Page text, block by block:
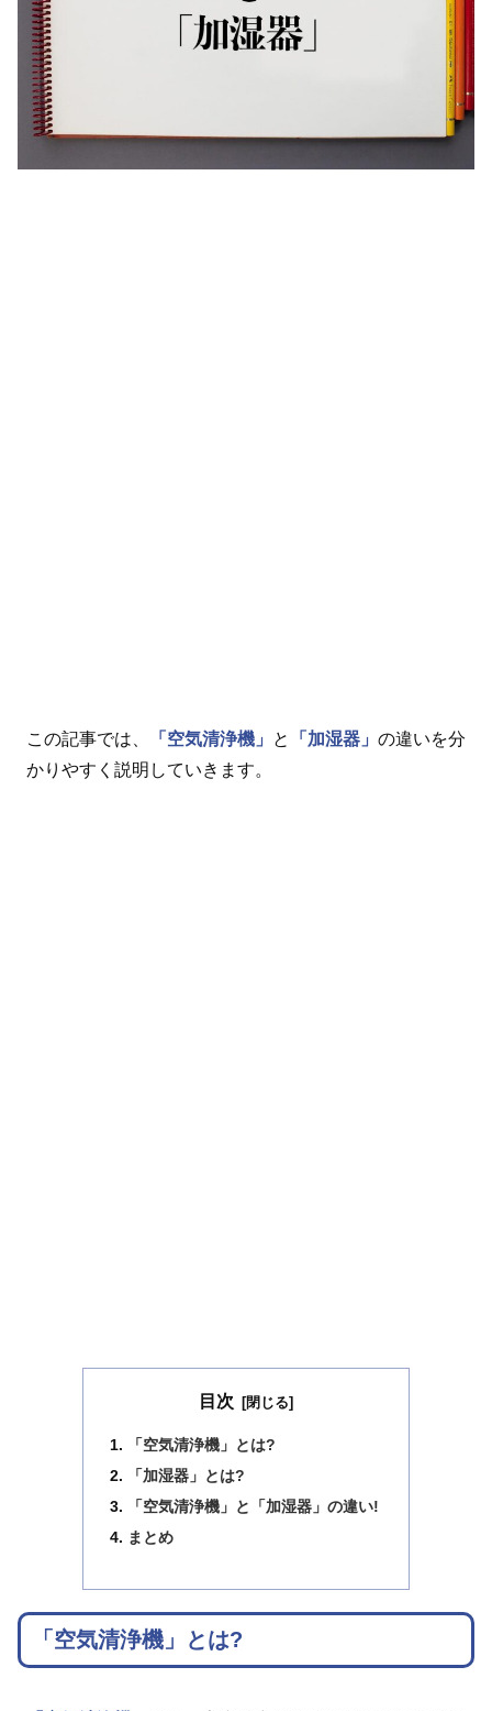
この記事では、 「空気清浄機」 と 「加湿器」 の違いを分
かりやすく説明していきます。
目次
「空気清浄機」とは?
「加湿器」とは?
「空気清浄機」と「加湿器」の違い!
まとめ
「空気清浄機」とは?